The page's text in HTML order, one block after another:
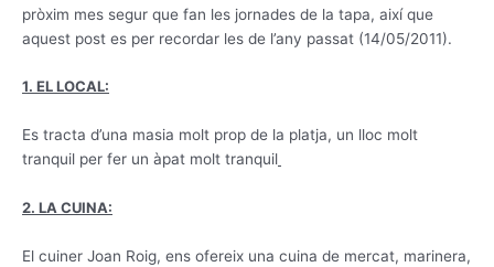
pròxim mes segur que fan les jornades de la tapa, així que
aquest post es per recordar les de l’any passat (14/05/2011).
1. EL LOCAL:
Es tracta d’una masia molt prop de la platja, un lloc molt
tranquil per fer un àpat molt tranquil
2. LA CUINA:
El cuiner Joan Roig, ens ofereix una cuina de mercat, marinera,